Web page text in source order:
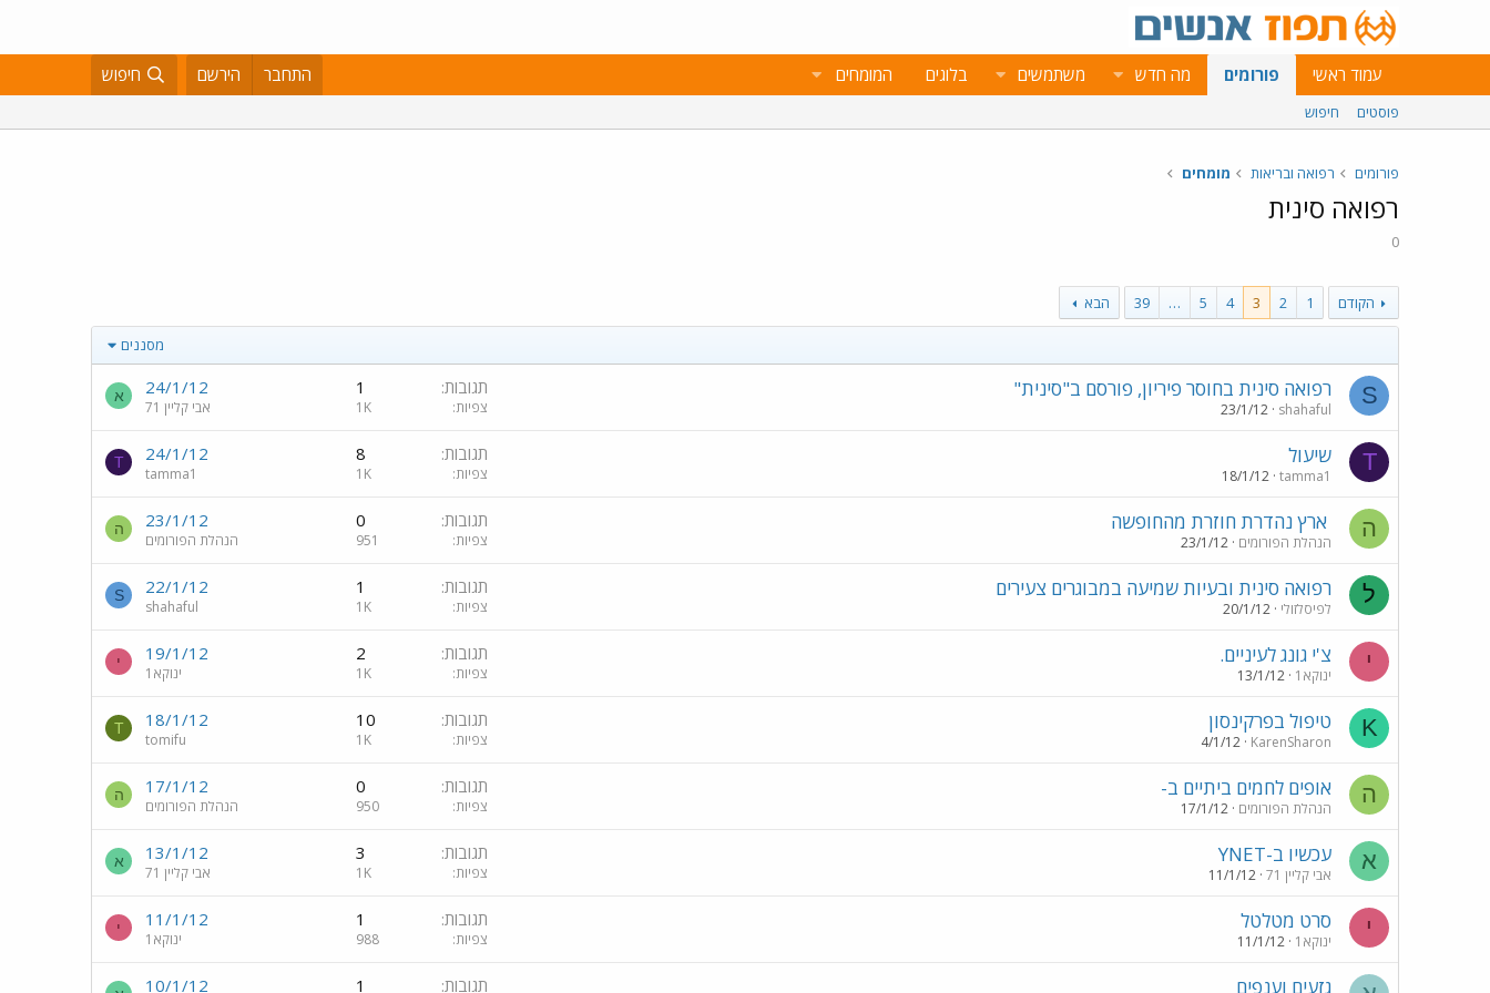
עמוד ראשי פורומים מה חדש משתמשים בלוגים המומחים התחבר הירשם חיפוש
פוסטים חיפוש
פורומים רפואה ובריאות מומחים
רפואה סינית
0
הקודם 1
2
3
4
5
…
39 הבא
מסננים
S רפואה סינית בחוסר פיריון, פורסם ב"סינית"
shahaful
23/1/12
תגובות 1
צפיות 1K
24/1/12
אבי קליין 71
א
T שיעול
tamma1
18/1/12
תגובות 8
צפיות 1K
24/1/12
tamma1
T
ה ארץ נהדרת חוזרת מהחופשה
הנהלת הפורומים 23/1/12
תגובות 0
צפיות 951
23/1/12
הנהלת הפורומים
ה
ל רפואה סינית ובעיות שמיעה במבוגרים צעירים
לפיסלזולי 20/1/12
תגובות 1
צפיות 1K
22/1/12
shahaful
S
י צ'י גונג לעיניים.
ינוקא1 13/1/12
תגובות 2
צפיות 1K
19/1/12
ינוקא1
י
K טיפול בפרקינסון
KarenSharon
4/1/12
תגובות 10
צפיות 1K
18/1/12
tomifu
T
ה אופים לחמים ביתיים ב-
הנהלת הפורומים 17/1/12
תגובות 0
צפיות 950
17/1/12
הנהלת הפורומים
ה
א עכשיו ב-YNET
אבי קליין 71 11/1/12
תגובות 3
צפיות 1K
13/1/12
אבי קליין 71
א
י סרט מטלטל
ינוקא1 11/1/12
תגובות 1
צפיות 988
11/1/12
ינוקא1
י
גזעים וענפים תגובות 1
10/1/12